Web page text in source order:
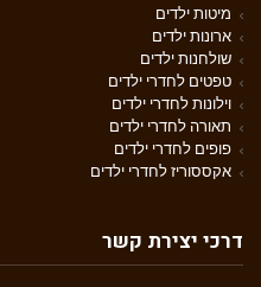
מיטות ילדים
ארונות ילדים
שולחנות ילדים
טפטים לחדרי ילדים
וילונות לחדרי ילדים
תאורה לחדרי ילדים
פופים לחדרי ילדים
אקססוריז לחדרי ילדים
דרכי יצירת קשר